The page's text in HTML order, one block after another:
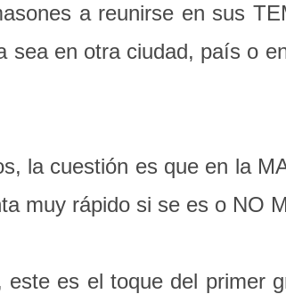
a reunirse en sus
sea en otra ciudad, país o
la cuestión es que en la
muy rápido si se es o NO
es el toque del primer